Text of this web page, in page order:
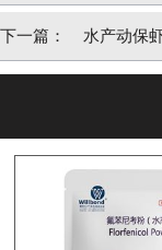
下一篇： 水产动保